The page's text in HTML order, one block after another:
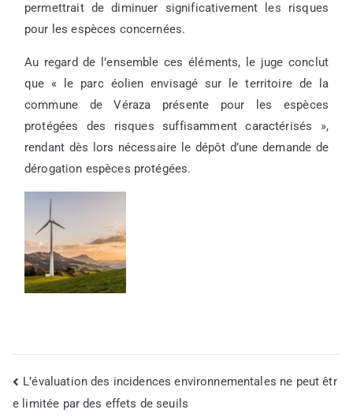
permettrait de diminuer significativement les risques
pour les espèces concernées.
Au regard de l’ensemble ces éléments, le juge conclut
que « le parc éolien envisagé sur le territoire de la
commune de Véraza présente pour les espèces
protégées des risques suffisamment caractérisés »,
rendant dès lors nécessaire le dépôt d’une demande de
dérogation espèces protégées.
Navigation
L’évaluation des incidences environnementales ne peut êtr
e limitée par des effets de seuils